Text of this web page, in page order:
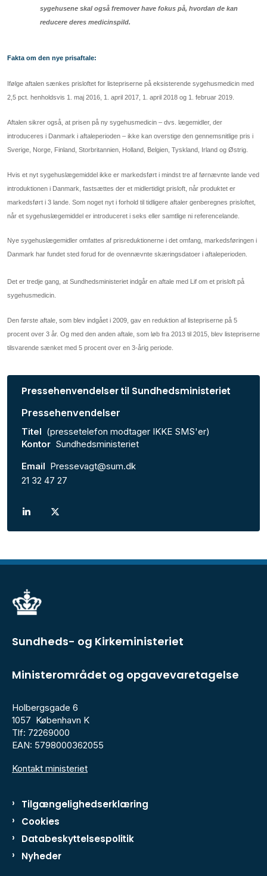
sygehusene skal også fremover have fokus på, hvordan de kan
reducere deres medicinspild.
Fakta om den nye prisaftale:
Ifølge aftalen sænkes prisloftet for listepriserne på eksisterende sygehusmedicin med
2,5 pct. henholdsvis 1. maj 2016, 1. april 2017, 1. april 2018 og 1. februar 2019.
Aftalen sikrer også, at prisen på ny sygehusmedicin – dvs. lægemidler, der
introduceres i Danmark i aftaleperioden – ikke kan overstige den gennemsnitlige pris i
Sverige, Norge, Finland, Storbritannien, Holland, Belgien, Tyskland, Irland og Østrig.
Hvis et nyt sygehuslægemiddel ikke er markedsført i mindst tre af førnævnte lande ved
introduktionen i Danmark, fastsættes der et midlertidigt prisloft, når produktet er
markedsført i 3 lande. Som noget nyt i forhold til tidligere aftaler genberegnes prisloftet,
når et sygehuslægemiddel er introduceret i seks eller samtlige ni referencelande.
Nye sygehuslægemidler omfattes af prisreduktionerne i det omfang, markedsføringen i
Danmark har fundet sted forud for de ovennævnte skæringsdatoer i aftaleperioden.
Det er tredje gang, at Sundhedsministeriet indgår en aftale med Lif om et prisloft på
sygehusmedicin.
Den første aftale, som blev indgået i 2009, gav en reduktion af listepriserne på 5
procent over 3 år. Og med den anden aftale, som løb fra 2013 til 2015, blev listepriserne
tilsvarende sænket med 5 procent over en 3-årig periode.
Pressehenvendelser til Sundhedsministeriet
Pressehenvendelser
Titel (pressetelefon modtager IKKE SMS'er)
Kontor Sundhedsministeriet
Email Pressevagt@sum.dk
21 32 47 27
Sundheds- og Kirkeministeriet
Ministerområdet og opgavevaretagelse
Holbergsgade 6
1057 København K
Tlf: 72269000
EAN: 5798000362055
Kontakt ministeriet
Tilgængelighedserklæring
Cookies
Databeskyttelsespolitik
Nyheder